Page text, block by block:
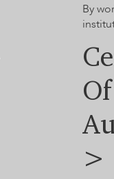
By
Of
>